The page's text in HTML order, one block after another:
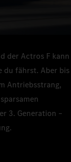
der Actros F kann
du fährst. Aber bis
Antriebsstrang,
3. Generation –